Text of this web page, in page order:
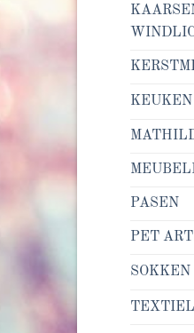
KEUKEN
PASEN
PET
SOKKEN
TEXTIEL